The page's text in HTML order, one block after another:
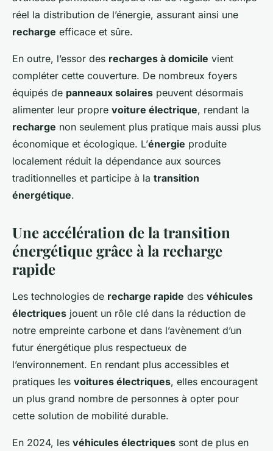
réel la distribution de l’énergie, assurant ainsi une
recharge efficace et sûre.
En outre, l’essor des recharges à domicile vient
compléter cette couverture. De nombreux foyers
équipés de panneaux solaires peuvent désormais
alimenter leur propre voiture électrique, rendant la
recharge non seulement plus pratique mais aussi plus
économique et écologique. L’énergie produite
localement réduit la dépendance aux sources
traditionnelles et participe à la transition
énergétique.
Une accélération de la transition
énergétique grâce à la recharge
rapide
Les technologies de recharge rapide des véhicules
électriques jouent un rôle clé dans la réduction de
notre empreinte carbone et dans l’avènement d’un
futur énergétique plus respectueux de
l’environnement. En rendant plus accessibles et
pratiques les voitures électriques, elles encouragent
un plus grand nombre de personnes à opter pour
cette solution de mobilité durable.
En 2024, les véhicules électriques sont de plus en